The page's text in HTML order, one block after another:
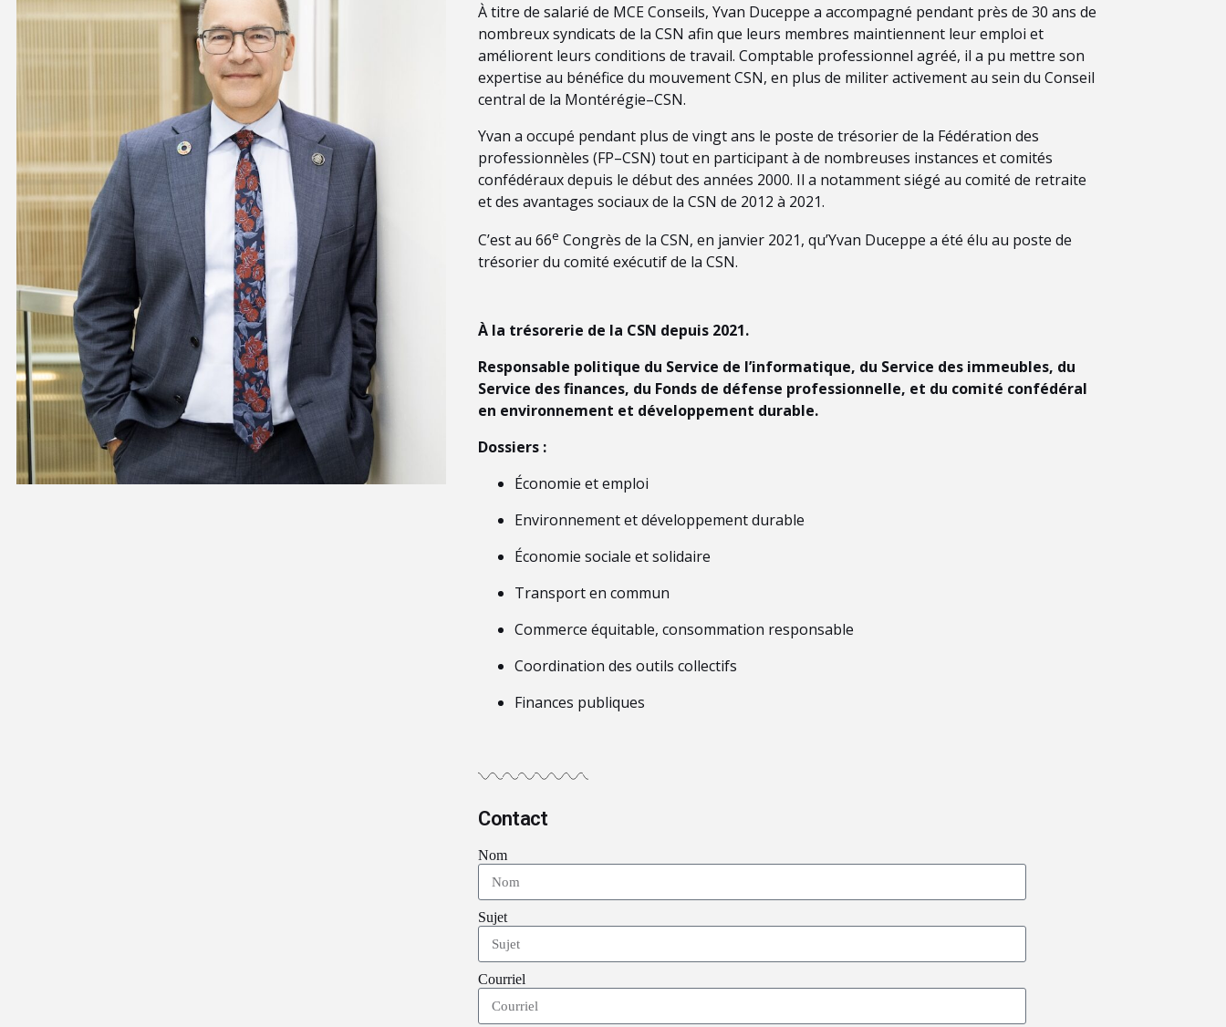
À titre de salarié de MCE Conseils, Yvan Duceppe a accompagné pendant près de 30 ans de
nombreux syndicats de la CSN afin que leurs membres maintiennent leur emploi et
améliorent leurs conditions de travail.Comptable professionnel agréé, il a pu mettre son
expertise au bénéfice du mouvement CSN, en plus de militer activement au sein du Conseil
central de la Montérégie–CSN.
Yvan a occupé pendant plus de vingt ans le poste de trésorier de la Fédération des
professionnèles (FP–CSN) tout en participant à de nombreuses instances et comités
confédéraux depuis le début des années 2000. Il a notamment siégé au comité de retraite
et des avantages sociaux de la CSN de 2012 à 2021.
C’est au 66e Congrès de la CSN, en janvier 2021, qu’Yvan Duceppe a été élu au poste de
trésorier du comité exécutif de la CSN.
À la trésorerie de la CSN depuis 2021.
Responsable politique du Service de l’informatique, du Service des immeubles, du
Service des finances, du Fonds de défense professionnelle, et du comité confédéral
en environnement et développement durable.
Dossiers :
Économie et emploi
Environnement et développement durable
Économie sociale et solidaire
Transport en commun
Commerce équitable, consommation responsable
Coordination des outils collectifs
Finances publiques
Contact
Nom
Sujet
Courriel